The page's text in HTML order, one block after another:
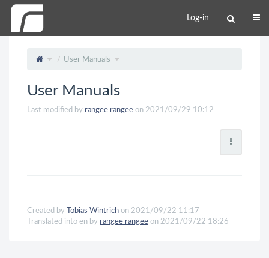
Log-in
User Manuals
User Manuals
Last modified by rangee rangee on 2021/09/29 10:12
Created by Tobias Wintrich on 2021/09/22 11:17
Translated into en by rangee rangee on 2021/09/22 18:26